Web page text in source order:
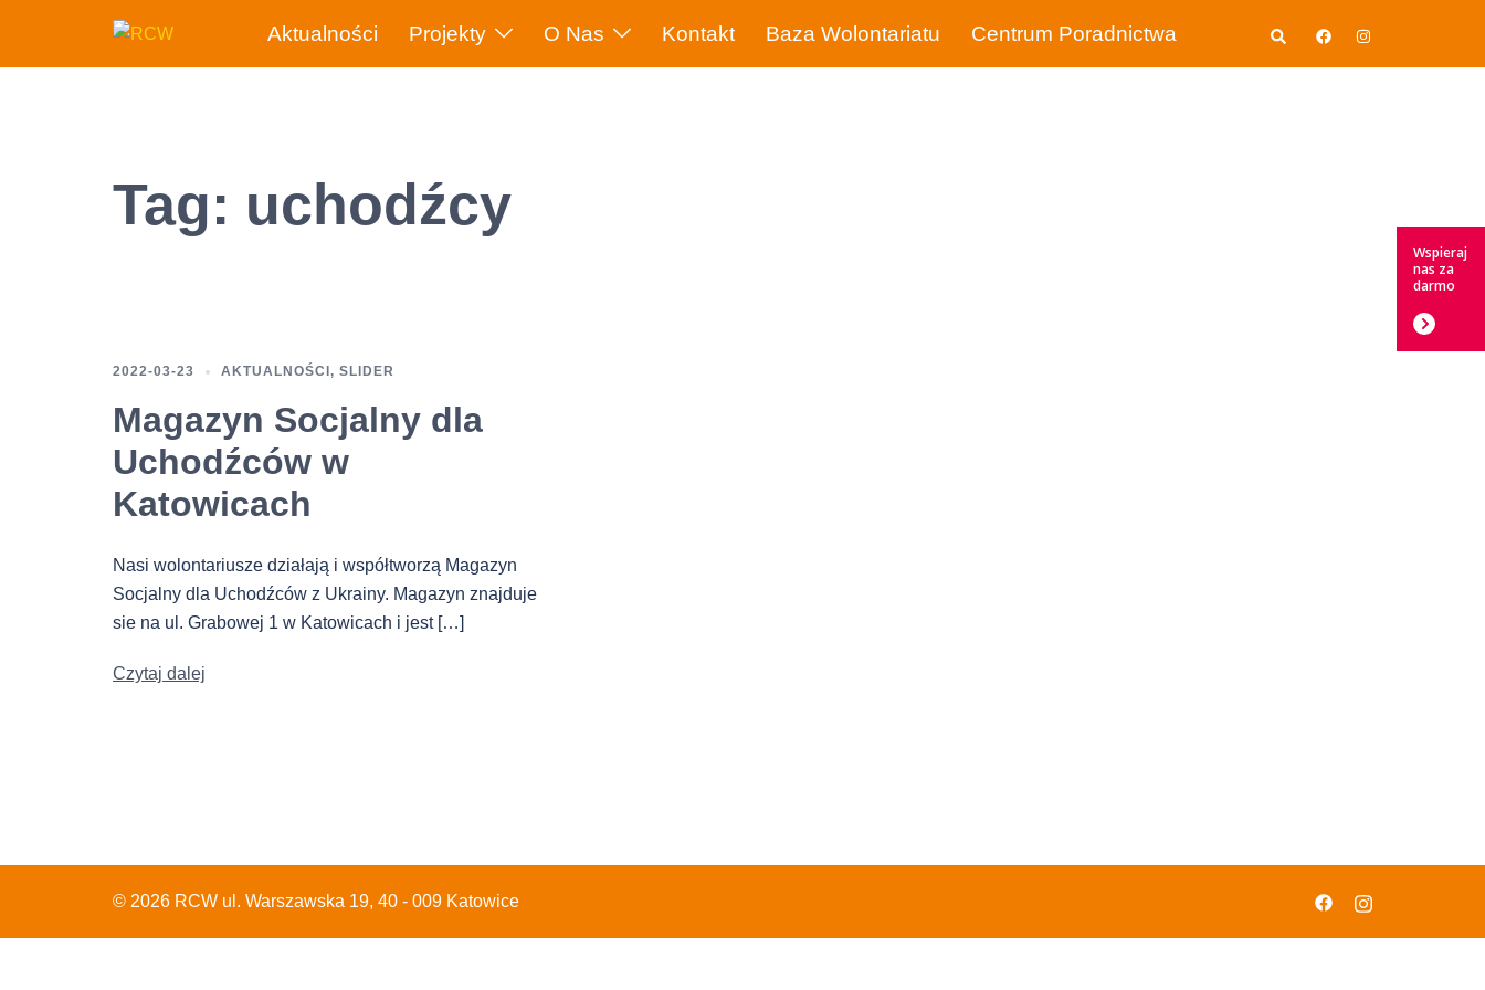
treści
Aktualności Projekty O Nas Kontakt Baza Wolontariatu Centrum Poradnictwa Wyszukiwanie
Tag: uchodźcy
2022-03-23 AKTUALNOŚCI , SLIDER
Magazyn Socjalny dla
Uchodźców w
Katowicach
Nasi wolontariusze działają i współtworzą Magazyn
Socjalny dla Uchodźców z Ukrainy. Magazyn znajduje
sie na ul. Grabowej 1 w Katowicach i jest […]
Czytaj dalej
© 2026 RCW ul. Warszawska 19, 40 - 009 Katowice
Wspieraj
nas za
darmo